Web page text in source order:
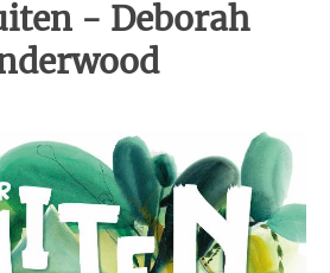
- Deborah